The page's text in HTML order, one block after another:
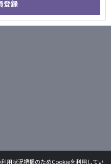
用状況把握のためCookieを利用してい